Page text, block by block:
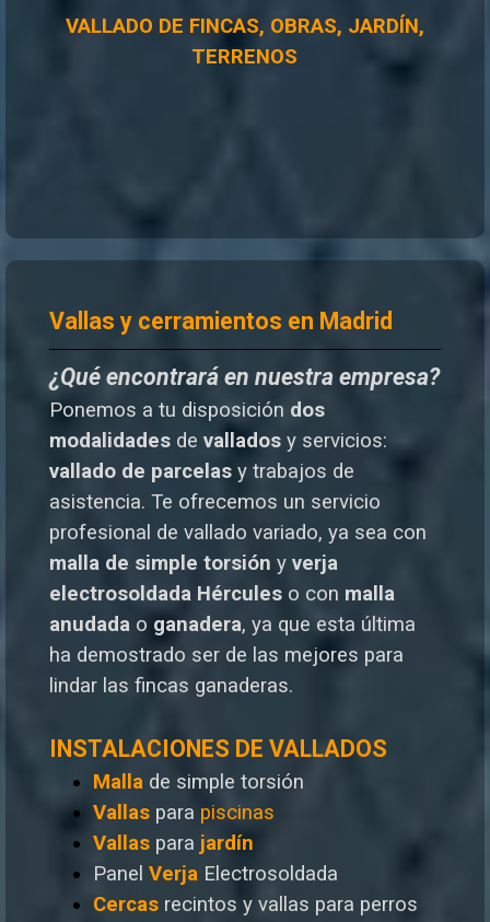
VALLADO DE FINCAS, OBRAS, JARDÍN,
TERRENOS
Vallas y cerramientos en Madrid
¿Qué encontrará en nuestra empresa?
Ponemos a tu disposición dos
modalidades de vallados y servicios:
vallado de parcelas y trabajos de
asistencia. Te ofrecemos un servicio
profesional de vallado variado, ya sea con
malla de simple torsión y verja
electrosoldada Hércules o con malla
anudada o ganadera, ya que esta última
ha demostrado ser de las mejores para
lindar las fincas ganaderas.
INSTALACIONES DE VALLADOS
Malla de simple torsión
Vallas para piscinas
Vallas para jardín
Panel Verja Electrosoldada
Cercas recintos y vallas para perros